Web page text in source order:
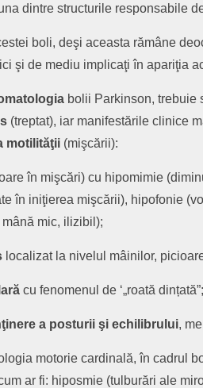
dintre structurile responsabile
boli, deşi aceasta rămâne
şi de mediu implicaţi în apariţia
bolii Parkinson, trebuie
(treptat), iar manifestările clinice
motilităţii (mişcării):
în mişcări) cu hipomimie
în iniţierea mişcării), hipofonie
mic, ilizibil);
localizat la nivelul mâinilor,
cu fenomenul de ‘„roată dințată”;
a posturii şi echilibrului,
motorie cardinală, în cadrul
ar fi: hiposmie (tulburări ale